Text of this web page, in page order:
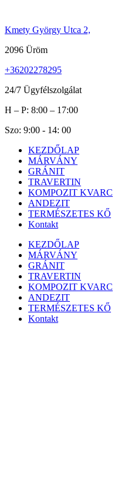
tartalomhoz
Kmety György Utca 2,
2096 Üröm
+36202278295
24/7 Ügyfélszolgálat
H – P: 8:00 – 17:00
Szo: 9:00 - 14: 00
KEZDŐLAP
MÁRVÁNY
GRÁNIT
TRAVERTIN
KOMPOZIT KVARC
ANDEZIT
TERMÉSZETES KŐ
Kontakt
KEZDŐLAP
MÁRVÁNY
GRÁNIT
TRAVERTIN
KOMPOZIT KVARC
ANDEZIT
TERMÉSZETES KŐ
Kontakt